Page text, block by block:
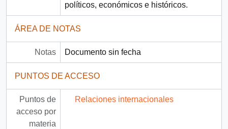
políticos, económicos e históricos.
ÁREA DE NOTAS
Notas Documento sin fecha
PUNTOS DE ACCESO
Puntos de
acceso por
materia
Relaciones internacionales